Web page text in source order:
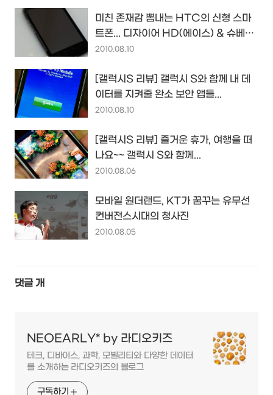
미친 존재감 뽐내는 HTC의 신형 스마
트폰... 디자이어 HD(에이스) & 슈베르
트
2010.08.10
[갤럭시S 리뷰] 갤럭시 S와 함께 내 데
이터를 지켜줄 완소 보안 앱들...
2010.08.10
[갤럭시S 리뷰] 즐거운 휴가, 여행을 떠
나요~~ 갤럭시 S와 함께...
2010.08.06
모바일 원더랜드, KT가 꿈꾸는 유무선
컨버전스시대의 청사진
2010.08.05
댓글 개
NEOEARLY* by 라디오키즈
테크, 디바이스, 과학, 모빌리티와 다양한 데이터
를 소개하는 라디오키즈의 블로그
구독하기